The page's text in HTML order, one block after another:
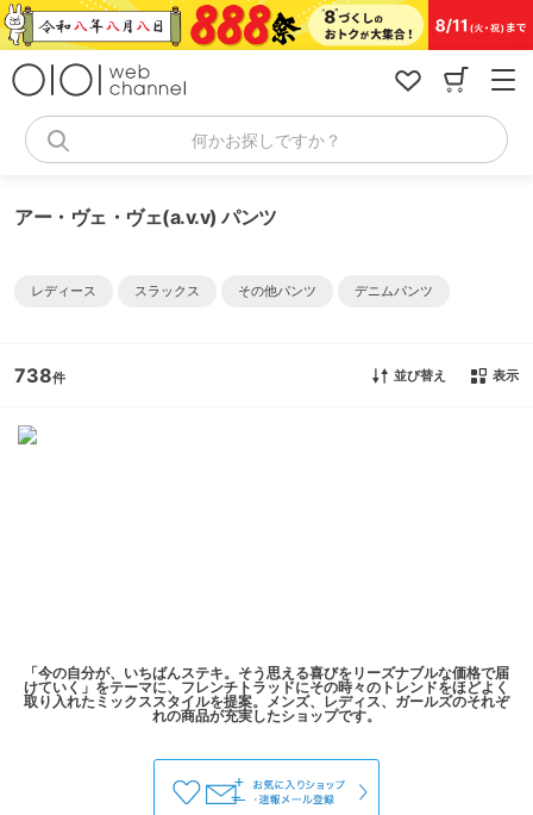
コ
ン
何かお探しですか？
アー・ヴェ・ヴェ(a.v.v) パンツ
レディース スラックス その他パンツ デニムパンツ
738 並び替え 表示
「今の自分が、いちばんステキ。そう思える喜びをリーズナブルな価格で届
けていく」をテーマに、フレンチトラッドにその時々のトレンドをほどよく
取り入れたミックススタイルを提案。メンズ、レディス、ガールズのそれぞ